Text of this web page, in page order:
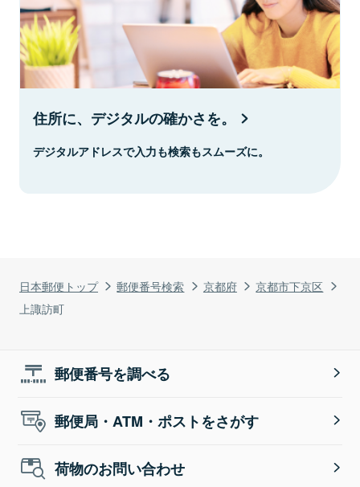
日本郵便トップ 郵便番号検索 京都府
京都市下京区
上諏訪町
住所に、デジタルの確かさを。
デジタルアドレスで入力も検索もスムーズに。
郵便番号を調べる
郵便局・ATM・ポストをさがす
荷物のお問い合わせ